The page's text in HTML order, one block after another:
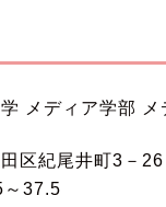
メディア学部 メ
区紀尾井町3－26
～37.5